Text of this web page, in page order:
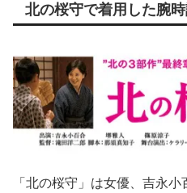
北の桜守で着用した腕
「北の桜守」は女優、吉永